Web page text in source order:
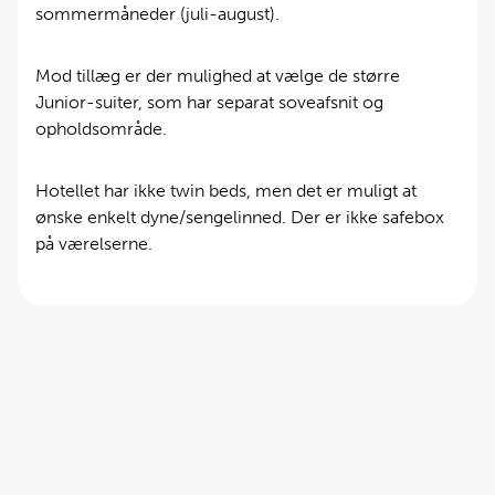
sommermåneder (juli-august).
Mod tillæg er der mulighed at vælge de større
Junior-suiter, som har separat soveafsnit og
opholdsområde.
Hotellet har ikke twin beds, men det er muligt at
ønske enkelt dyne/sengelinned. Der er ikke safebox
på værelserne.